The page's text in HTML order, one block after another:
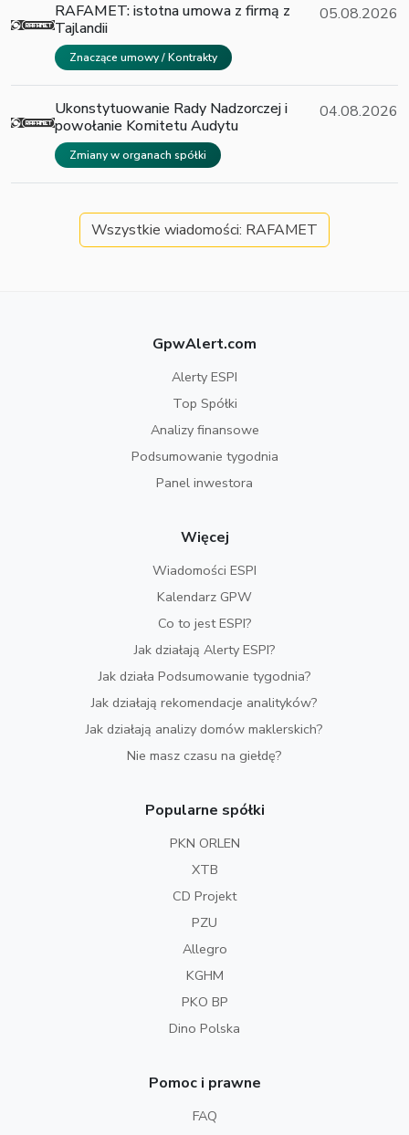
RAFAMET: istotna umowa z firmą z
Tajlandii
Znaczące umowy / Kontrakty
05.08.2026
Ukonstytuowanie Rady Nadzorczej i
powołanie Komitetu Audytu
Zmiany w organach spółki
04.08.2026
Wszystkie wiadomości: RAFAMET
GpwAlert.com
Alerty ESPI
Top Spółki
Analizy finansowe
Podsumowanie tygodnia
Panel inwestora
Więcej
Wiadomości ESPI
Kalendarz GPW
Co to jest ESPI?
Jak działają Alerty ESPI?
Jak działa Podsumowanie tygodnia?
Jak działają rekomendacje analityków?
Jak działają analizy domów maklerskich?
Nie masz czasu na giełdę?
Popularne spółki
PKN ORLEN
XTB
CD Projekt
PZU
Allegro
KGHM
PKO BP
Dino Polska
Pomoc i prawne
FAQ